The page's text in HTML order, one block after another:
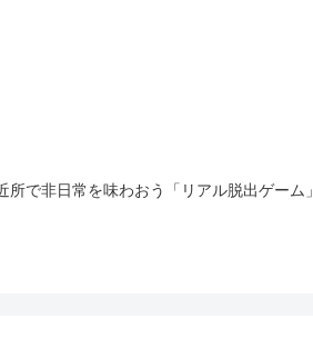
所で非日常を味わおう「リアル脱出ゲーム」